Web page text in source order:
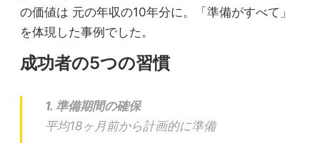
の価値は 元の年収の10年分に。「準備がすべて」
を体現した事例でした。
成功者の5つの習慣
1. 準備期間の確保
平均18ヶ月前から計画的に準備